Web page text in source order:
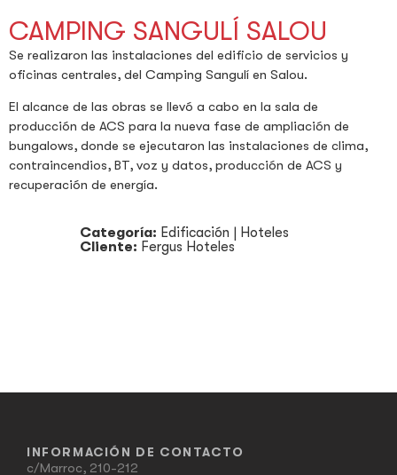
CAMPING SANGULÍ SALOU
Se realizaron las instalaciones del edificio de servicios y
oficinas centrales, del Camping Sangulí en Salou.
El alcance de las obras se llevó a cabo en la sala de
producción de ACS para la nueva fase de ampliación de
bungalows, donde se ejecutaron las instalaciones de clima,
contraincendios, BT, voz y datos, producción de ACS y
recuperación de energía.
Categoría: Edificación | Hoteles
Cliente: Fergus Hoteles
INFORMACIÓN DE CONTACTO
c/Marroc, 210-212